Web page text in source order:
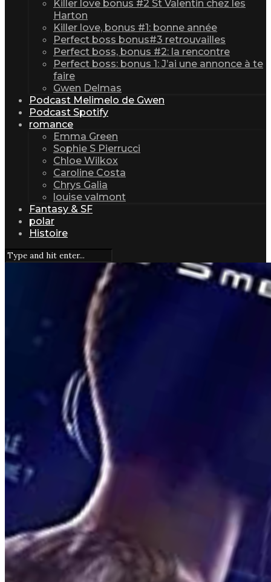
Killer love bonus #2 St Valentin chez les
Harton
Killer love, bonus #1: bonne année
Perfect boss bonus#3 retrouvailles
Perfect boss, bonus #2: la rencontre
Perfect boss: bonus 1: J’ai une annonce à te
faire
Gwen Delmas
Podcast Melimelo de Gwen
Podcast Spotify
romance
Emma Green
Sophie S Pierrucci
Chloe Wilkox
Caroline Costa
Chrys Galia
louise valmont
Fantasy & SF
polar
Histoire